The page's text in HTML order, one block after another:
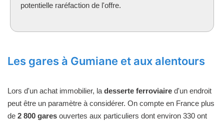
potentielle raréfaction de l'offre.
Les gares à Gumiane et aux alentours
Lors d'un achat immobilier, la desserte ferroviaire d'un endroit
peut être un paramètre à considérer. On compte en France plus
de 2 800 gares ouvertes aux particuliers dont environ 330 ont